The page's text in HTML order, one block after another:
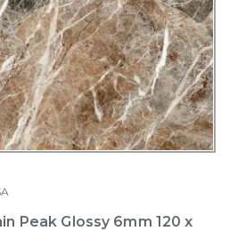
Peak Glossy 6mm 120 x